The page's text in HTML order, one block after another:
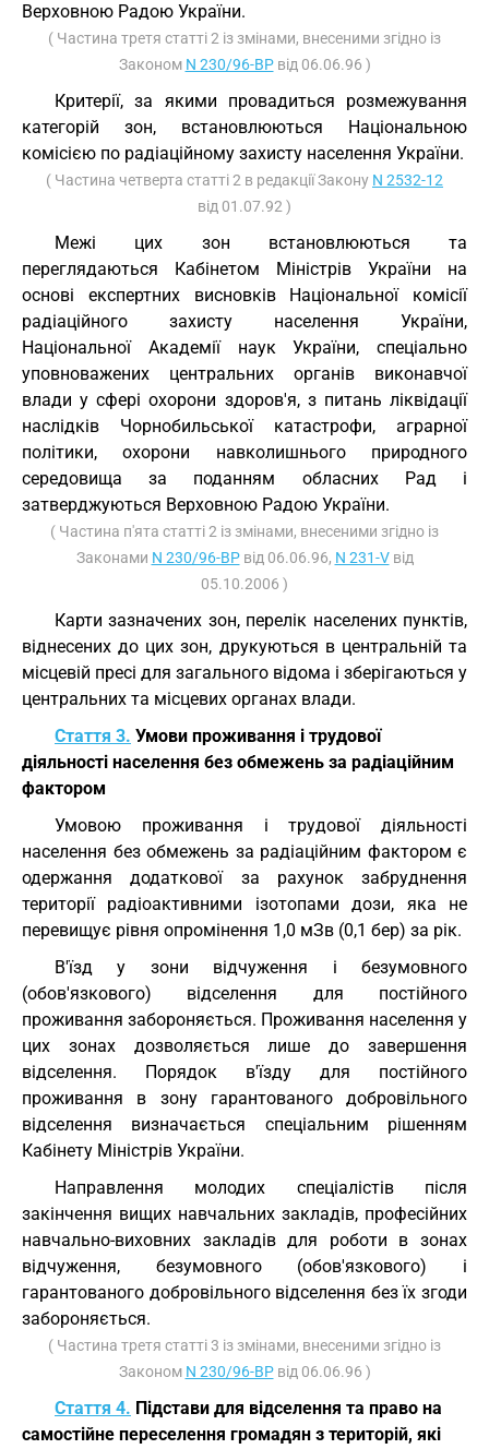
Верховною Радою України.
( Частина третя статті 2 із змінами, внесеними згідно із
Законом N 230/96-ВРвід 06.06.96 )
Критерії, за якими провадиться розмежування
категорій зон, встановлюються Національною
комісією по радіаційному захисту населення України.
( Частина четверта статті 2 в редакції Закону N 2532-12
від 01.07.92 )
Межі цих зон встановлюються та
переглядаються Кабінетом Міністрів України на
основі експертних висновків Національної комісії
радіаційного захисту населення України,
Національної Академії наук України, спеціально
уповноважених центральних органів виконавчої
влади у сфері охорони здоров'я, з питань ліквідації
наслідків Чорнобильської катастрофи, аграрної
політики, охорони навколишнього природного
середовища за поданням обласних Рад і
затверджуються Верховною Радою України.
( Частина п'ята статті 2 із змінами, внесеними згідно із
Законами N 230/96-ВРвід 06.06.96, N 231-Vвід
05.10.2006 )
Карти зазначених зон, перелік населених пунктів,
віднесених до цих зон, друкуються в центральній та
місцевій пресі для загального відома і зберігаються у
центральних та місцевих органах влади.
Стаття 3. Умови проживання і трудової
діяльності населення без обмежень за радіаційним
фактором
Умовою проживання і трудової діяльності
населення без обмежень за радіаційним фактором є
одержання додаткової за рахунок забруднення
території радіоактивними ізотопами дози, яка не
перевищує рівня опромінення 1,0 мЗв (0,1 бер) за рік.
В'їзд у зони відчуження і безумовного
(обов'язкового) відселення для постійного
проживання забороняється. Проживання населення у
цих зонах дозволяється лише до завершення
відселення. Порядок в'їзду для постійного
проживання в зону гарантованого добровільного
відселення визначається спеціальним рішенням
Кабінету Міністрів України.
Направлення молодих спеціалістів після
закінчення вищих навчальних закладів, професійних
навчально-виховних закладів для роботи в зонах
відчуження, безумовного (обов'язкового) і
гарантованого добровільного відселення без їх згоди
забороняється.
( Частина третя статті 3 із змінами, внесеними згідно із
Законом N 230/96-ВРвід 06.06.96 )
Стаття 4. Підстави для відселення та право на
самостійне переселення громадян з територій, які